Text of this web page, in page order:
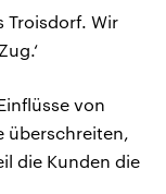
Troisdorf. Wir
von
überschreiten,
die Kunden die